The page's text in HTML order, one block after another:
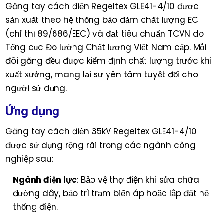
Găng tay cách điện Regeltex GLE41-4/10 được
sản xuất theo hệ thống bảo đảm chất lượng EC
(chỉ thị 89/686/EEC) và đạt tiêu chuẩn TCVN do
Tổng cục Đo lường Chất lượng Việt Nam cấp. Mỗi
đôi găng đều được kiểm định chất lượng trước khi
xuất xưởng, mang lại sự yên tâm tuyệt đối cho
người sử dụng.
Ứng dụng
Găng tay cách điện 35kV Regeltex GLE41-4/10
được sử dụng rộng rãi trong các ngành công
nghiệp sau:
Ngành điện lực: Bảo vệ thợ điện khi sửa chữa
đường dây, bảo trì trạm biến áp hoặc lắp đặt hệ
thống điện.